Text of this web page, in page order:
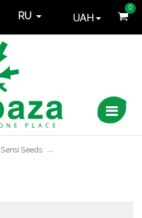
0
RU UAH
Sensi Seeds →